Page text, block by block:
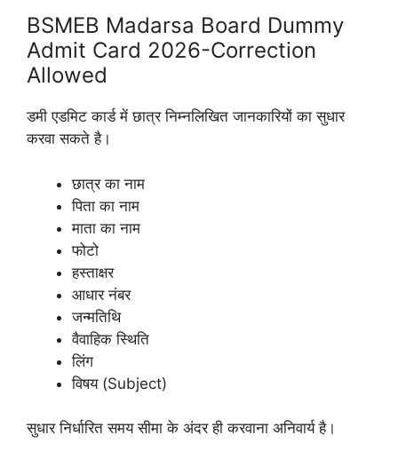
BSMEB Madarsa Board Dummy
Admit Card 2026-Correction
Allowed
डमी एडमिट कार्ड में छात्र निम्नलिखित जानकारियों का सुधार
करवा सकते है।
छात्र का नाम
पिता का नाम
माता का नाम
फोटो
हस्ताक्षर
आधार नंबर
जन्मतिथि
वैवाहिक स्थिति
लिंग
विषय (Subject)
सुधार निर्धारित समय सीमा के अंदर ही करवाना अनिवार्य है।